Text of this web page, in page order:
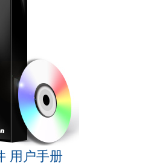
用户手册